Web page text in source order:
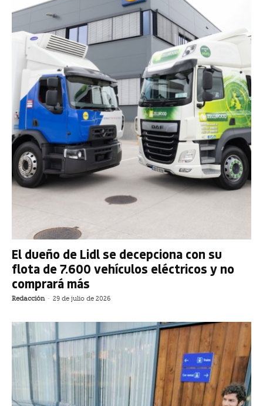
El dueño de Lidl se decepciona con su
flota de 7.600 vehículos eléctricos y no
comprará más
Redacción - 29 de julio de 2026